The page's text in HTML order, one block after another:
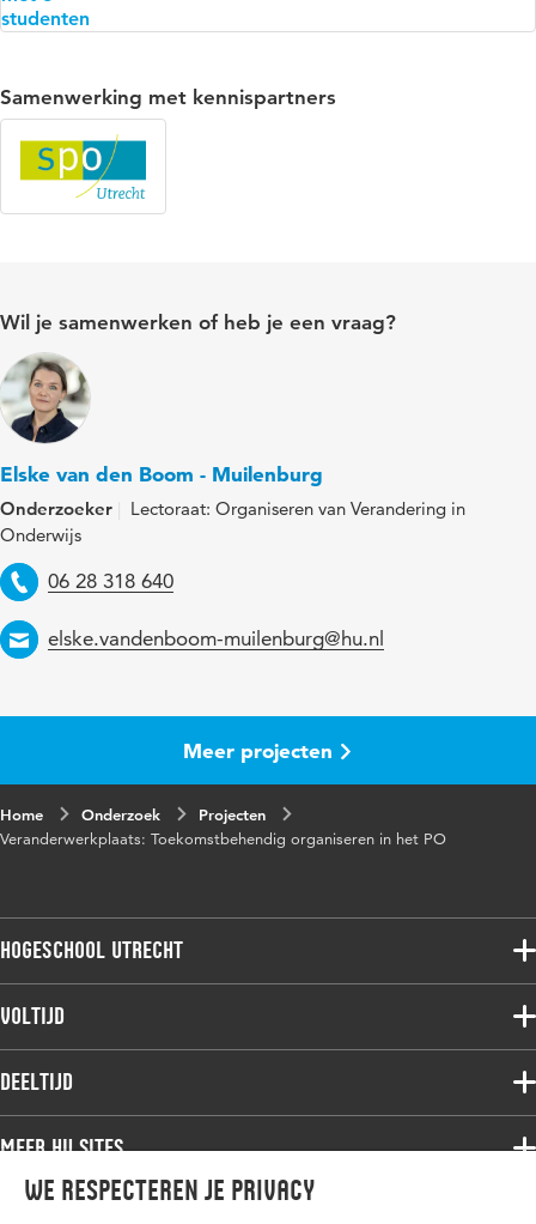
We respecteren je privacy
Samenwerking met kennispartners
Wil je samenwerken of heb je een vraag?
Elske van den Boom - Muilenburg
Onderzoeker
Lectoraat: Organiseren van Verandering in
Onderwijs
Telefoon
06 28 318 640
Email
elske.vandenboom-muilenburg@hu.nl
Meer projecten
Home Onderzoek
Projecten
Veranderwerkplaats: Toekomstbehendig organiseren in het PO
Hogeschool Utrecht
Voltijdopleidingen
Deeltijdopleidingen
Onderzoek
Werken bij de HU
Voltijd
Associate degree
Bachelor
Master
Studiekeuze voltijd
Deeltijd
Associate degree
Bachelor
Meer HU sites
HU International